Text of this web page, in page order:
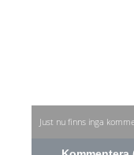
Just nu finns inga